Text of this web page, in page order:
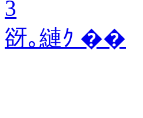
3
谺｡縺ｸ ��